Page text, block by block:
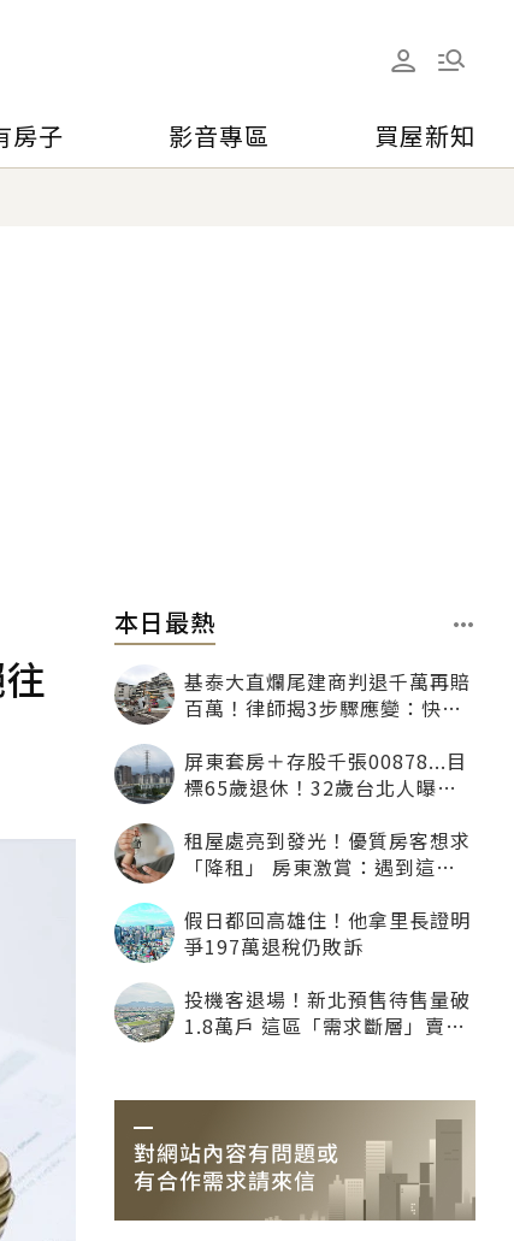
房子 影音專區 買屋新知
本日最熱
基泰大直爛尾建商判退千萬再賠
百萬！律師揭3步驟應變：快通
屏東套房＋存股千張00878...目
標65歲退休！32歲台北人曝：
租屋處亮到發光！優質房客想求
「降租」 房東激賞：遇到這種
假日都回高雄住！他拿里長證明
爭197萬退稅仍敗訴
投機客退場！新北預售待售量破
1.8萬戶 這區「需求斷層」賣壓